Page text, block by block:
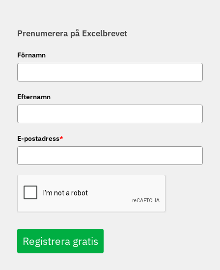
Prenumerera på Excelbrevet
Förnamn
Efternamn
E-postadress*
Registrera gratis